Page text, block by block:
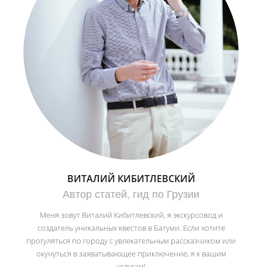
ВИТАЛИЙ КИБИТЛЕВСКИЙ
Автор статей, гид по Грузии
Меня зовут Виталий Кибитлевский, я экскурсовод и
создатель уникальных квестов в Батуми. Если хотите
прогуляться по городу с увлекательным рассказчиком или
окунуться в захватывающее приключение, я к вашим